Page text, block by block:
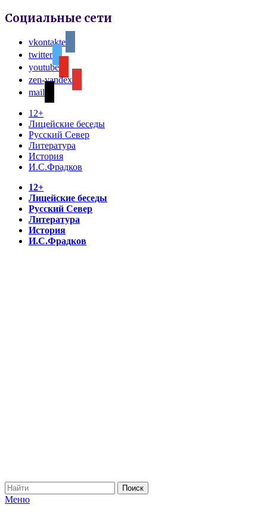
Социальные сети
vkontakte
twitter
youtube
zen-yandex
mail
12+
Лицейские беседы
Русский Север
Литература
История
И.С.Фрадков
12+
Лицейские беседы
Русский Север
Литература
История
И.С.Фрадков
Меню